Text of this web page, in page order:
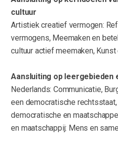
cultuur
Artistiek creatief vermogen:
vermogens, Meemaken en
cultuur actief meemaken,
Aansluiting op leergebieden
Nederlands: Communicatie,
een democratische
democratische en
en maatschappij: Mens en